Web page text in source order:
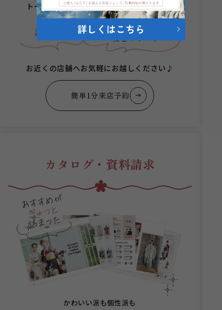
トータルコーディネートをご提案します。
試着無料 成人式当日までスタッフが
安心サポート
お近くの店舗へお気軽にお越しください♪
簡単1分来店予約
カタログ・資料請求
かわいい派も個性派も